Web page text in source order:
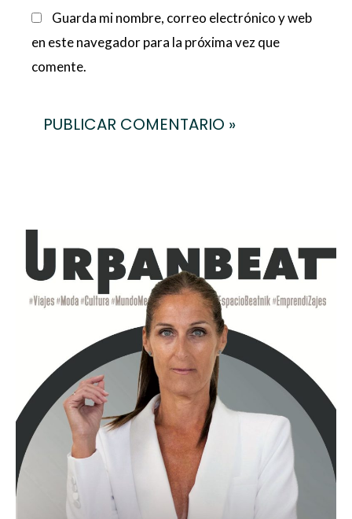
Guarda mi nombre, correo electrónico y web
en este navegador para la próxima vez que
comente.